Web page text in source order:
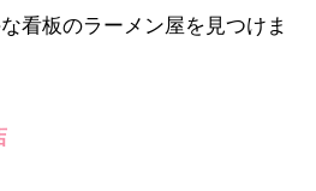
看板のラーメン屋を見つけま